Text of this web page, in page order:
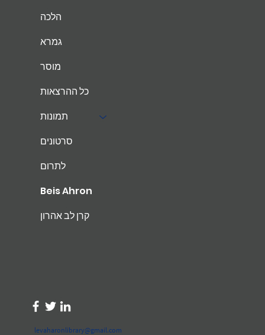
הלכה
גמרא
מוסר
כל ההרצאות
תמונות
סרטונים
לתרום
Beis Ahron
קרן לב אהרון
levaharonlibrary@gmail.com